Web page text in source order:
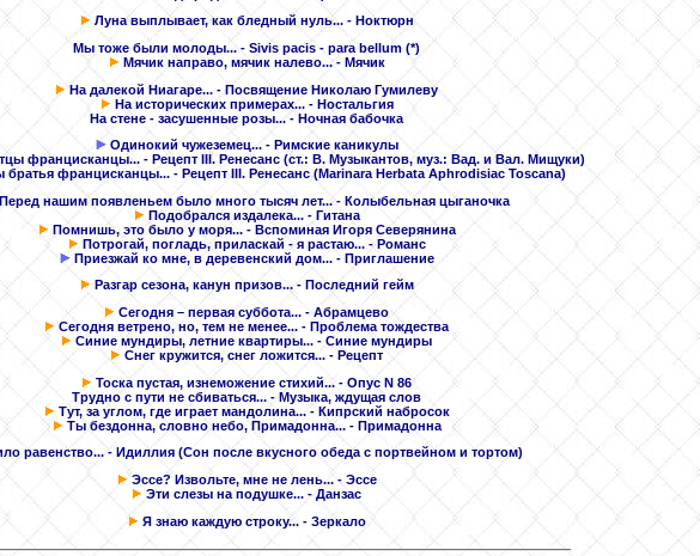
Луна выплывает, как бледный нуль...- Ноктюрн
Мы тоже были молоды... - Sivis pacis - para bellum (*)
Мячик направо, мячик налево...- Мячик
На далекой Ниагаре... - Посвящение Николаю Гумилеву
На исторических примерах...- Ностальгия
На стене - засушенные розы... - Ночная бабочка
Одинокий чужеземец...- Римские каникулы
францисканцы... - Рецепт III. Ренесанс (ст.: В. Музыкантов, муз.: Вад. и Вал. Мищуки)
братья францисканцы... - Рецепт III. Ренесанс (Marinara Herbata Aphrodisiac Toscana)
Перед нашим появленьем было много тысяч лет...- Колыбельная цыганочка
Подобрался издалека...- Гитана
Помнишь, это было у моря...- Вспоминая Игоря Северянина
Потрогай, погладь, приласкай - я растаю...- Романс
Приезжай ко мне, в деревенский дом...- Приглашение
Разгар сезона, канун призов...- Последний гейм
Сегодня – первая суббота... - Абрамцево
Сегодня ветрено, но, тем не менее... - Проблема тождества
Синие мундиры, летние квартиры... - Синие мундиры
Снег кружится, снег ложится... - Рецепт
Тоска пустая, изнеможение стихий... - Опус N 86
Трудно с пути не сбиваться... - Музыка, ждущая слов
Тут, за углом, где играет мандолина...- Кипрский набросок
Ты бездонна, словно небо, Примадонна...- Примадонна
равенство... - Идиллия (Сон после вкусного обеда с портвейном и тортом)
Эссе? Извольте, мне не лень...- Эссе
Эти слезы на подушке... - Данзас
Я знаю каждую строку...- Зеркало